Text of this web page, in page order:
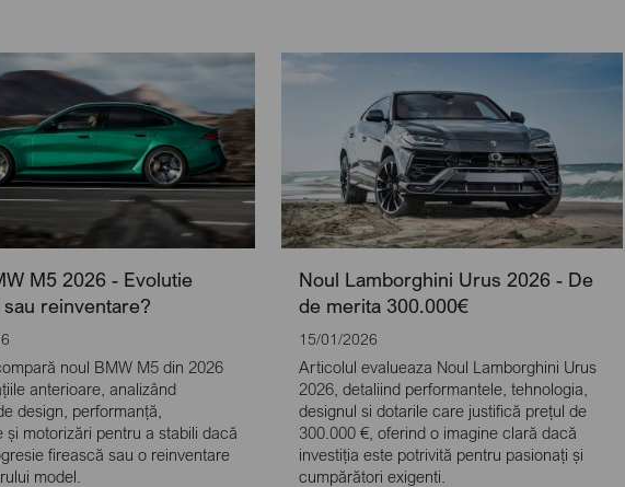
M5 2026 - Evolutie
reinventare?
noul BMW M5 din 2026
anterioare, analizând
design, performanță,
și motorizări pentru a stabili dacă
firească sau o reinventare
model.
Noul Lamborghini Urus 2026 - De
de merita 300.000€
15/01/2026
Articolul evalueaza Noul Lamborghini Urus
2026, detaliind performantele, tehnologia,
designul si dotarile care justifică prețul de
300.000 €, oferind o imagine clară dacă
investiția este potrivită pentru pasionați și
cumpărători exigenti.